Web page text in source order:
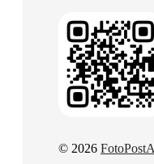
© 2026